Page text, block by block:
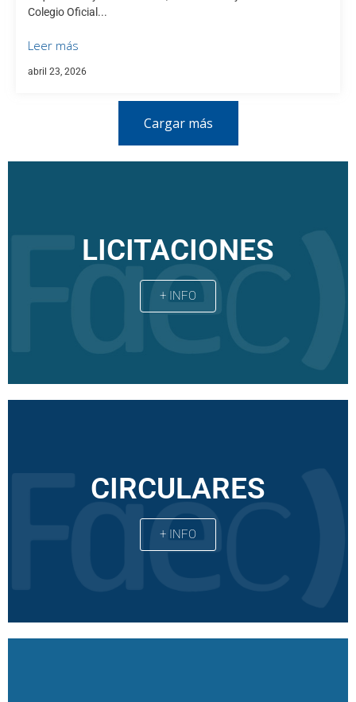
Colegio Oficial...
Leer más
abril 23, 2026
Cargar más
LICITACIONES
+ INFO
CIRCULARES
+ INFO